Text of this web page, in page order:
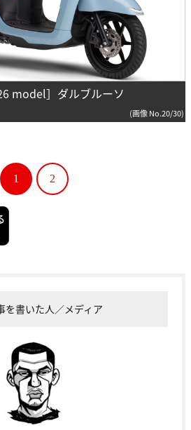
model］ダルブルーソ
(画像 No.20/30)
1 2
を書いた人／メディア